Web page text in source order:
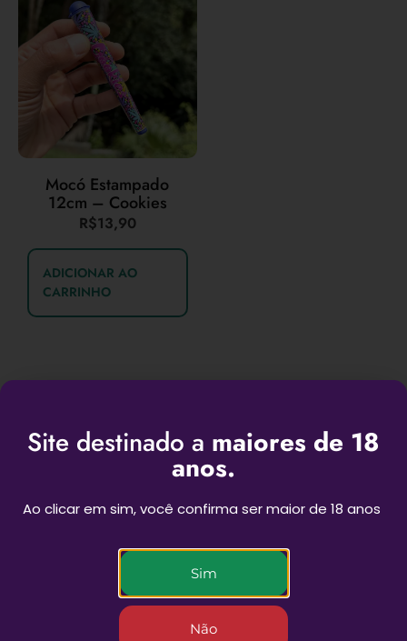
Mocó Estampado
12cm – Cookies
R$13,90
ADICIONAR AO
CARRINHO
BEST SESSIONS
Site destinado a maiores de 18
anos.
Ao clicar em sim, você confirma ser maior de 18 anos
Sim
Não